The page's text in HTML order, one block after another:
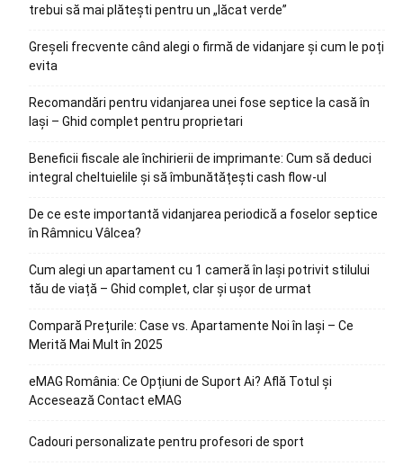
trebui să mai plătești pentru un „lăcat verde”
Greșeli frecvente când alegi o firmă de vidanjare și cum le poți
evita
Recomandări pentru vidanjarea unei fose septice la casă în
Iași – Ghid complet pentru proprietari
Beneficii fiscale ale închirierii de imprimante: Cum să deduci
integral cheltuielile și să îmbunătățești cash flow-ul
De ce este importantă vidanjarea periodică a foselor septice
în Râmnicu Vâlcea?
Cum alegi un apartament cu 1 cameră în Iași potrivit stilului
tău de viață – Ghid complet, clar și ușor de urmat
Compară Prețurile: Case vs. Apartamente Noi în Iași – Ce
Merită Mai Mult în 2025
eMAG România: Ce Opțiuni de Suport Ai? Află Totul și
Accesează Contact eMAG
Cadouri personalizate pentru profesori de sport